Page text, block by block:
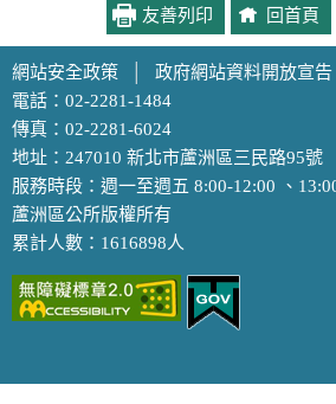
友善列印 回首頁
網站安全政策
政府網站資料開放宣告
電話：02-2281-1484
傳真：02-2281-6024
地址：247010 新北市蘆洲區三民路95號
服務時段：週一至週五 8:00-12:00 、
蘆洲區公所版權所有
累計人數：1616898人